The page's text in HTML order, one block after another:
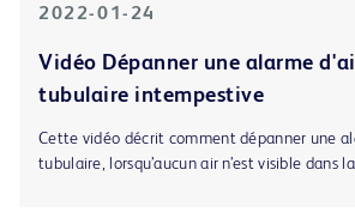
2022-01-24
Vidéo Dépanner une alarme
tubulaire intempestive
Cette vidéo décrit comment dépanner une
tubulaire, lorsqu’aucun air n’est visible dans